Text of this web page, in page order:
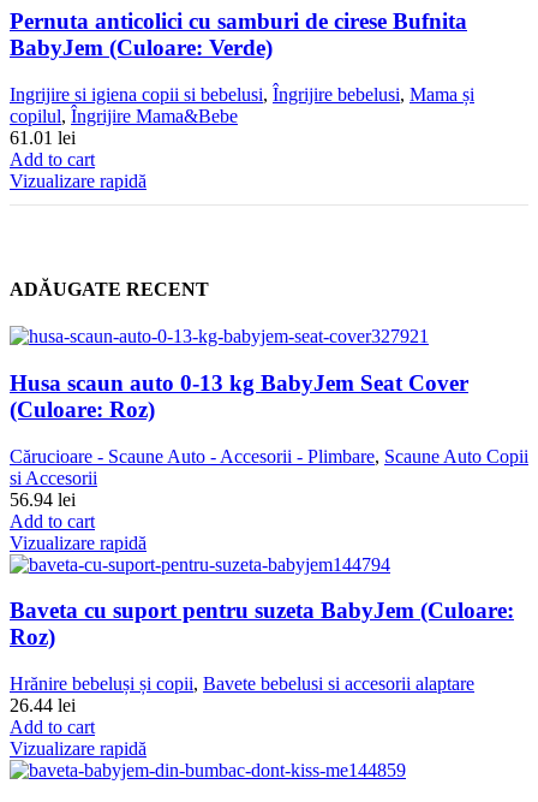
Pernuta anticolici cu samburi de cirese Bufnita
BabyJem (Culoare: Verde)
Ingrijire si igiena copii si bebelusi, Îngrijire bebelusi, Mama și
copilul, Îngrijire Mama&Bebe
61.01 lei
Add to cart
Vizualizare rapidă
ADĂUGATE RECENT
Husa scaun auto 0-13 kg BabyJem Seat Cover
(Culoare: Roz)
Cărucioare - Scaune Auto - Accesorii - Plimbare, Scaune Auto Copii
si Accesorii
56.94 lei
Add to cart
Vizualizare rapidă
Baveta cu suport pentru suzeta BabyJem (Culoare:
Roz)
Hrănire bebeluși și copii, Bavete bebelusi si accesorii alaptare
26.44 lei
Add to cart
Vizualizare rapidă